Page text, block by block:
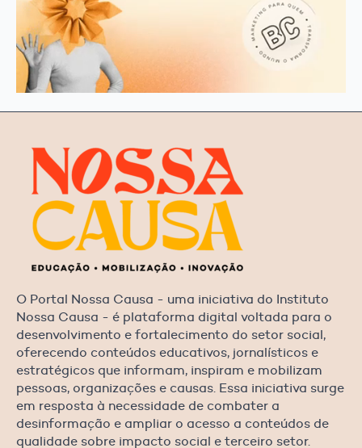
O Portal Nossa Causa - uma iniciativa do Instituto
Nossa Causa - é plataforma digital voltada para o
desenvolvimento e fortalecimento do setor social,
oferecendo conteúdos educativos, jornalísticos e
estratégicos que informam, inspiram e mobilizam
pessoas, organizações e causas. Essa iniciativa surge
em resposta à necessidade de combater a
desinformação e ampliar o acesso a conteúdos de
qualidade sobre impacto social e terceiro setor.